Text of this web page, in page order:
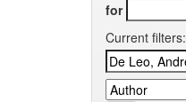
for
Current filters: